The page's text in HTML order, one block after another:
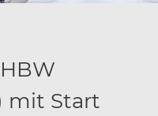
mit Start